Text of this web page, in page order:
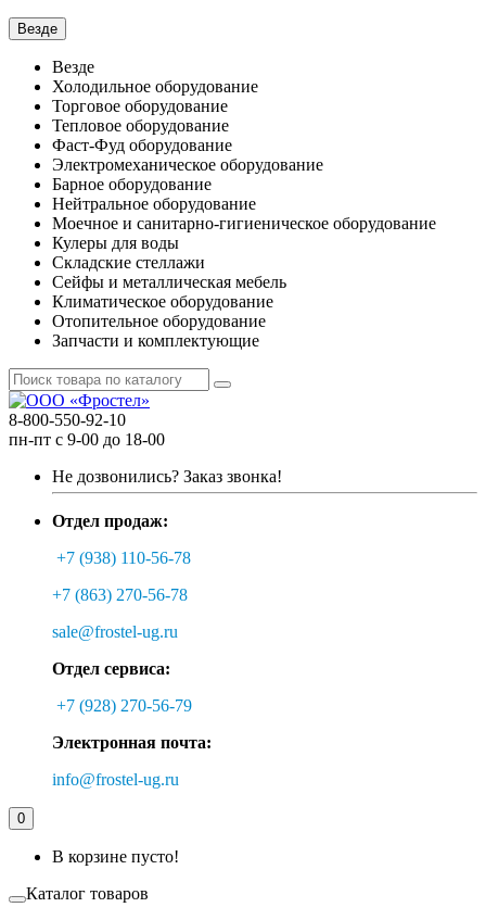
Везде
Везде
Холодильное оборудование
Торговое оборудование
Тепловое оборудование
Фаст-Фуд оборудование
Электромеханическое оборудование
Барное оборудование
Нейтральное оборудование
Моечное и санитарно-гигиеническое оборудование
Кулеры для воды
Складские стеллажи
Сейфы и металлическая мебель
Климатическое оборудование
Отопительное оборудование
Запчасти и комплектующие
8-800-550-92-10
пн-пт с 9-00 до 18-00
Не дозвонились? Заказ звонка!
Отдел продаж:
+7 (938) 110-56-78
+7 (863) 270-56-78
sale@frostel-ug.ru
Отдел сервиса:
+7 (928) 270-56-79
Электронная почта:
info@frostel-ug.ru
0
В корзине пусто!
Каталог товаров